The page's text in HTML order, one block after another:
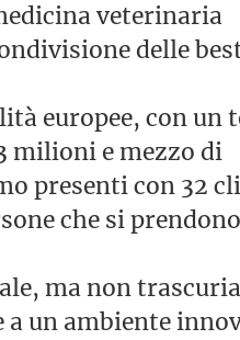
veterinaria
delle
europee, con un
milioni e mezzo di
presenti con 32
che si
ma non
a un ambiente